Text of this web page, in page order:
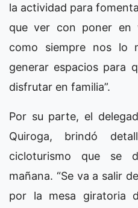
la actividad para
que ver con poner en
como siempre nos lo
generar espacios para
disfrutar en familia”.
Por su parte, el
Quiroga, brindó
cicloturismo que se
mañana. “Se va a salir
por la mesa giratoria